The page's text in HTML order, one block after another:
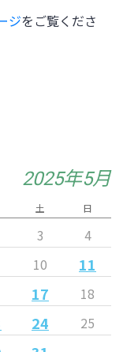
ジをご覧くださ
2025年5月
土 日
3
4
10 11
17 18
24
25